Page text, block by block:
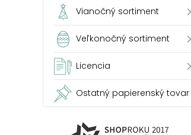
Vianočný sortiment
Veľkonočný sortiment
Licencia
Ostatný papierenský tovar